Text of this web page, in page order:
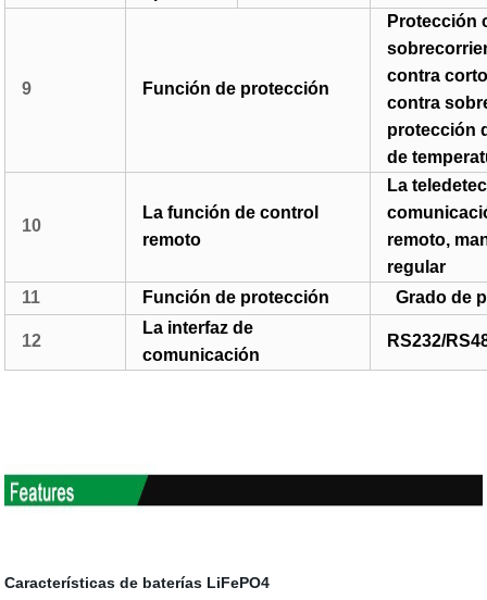
9 Función de protección
Protección
contra
contra
protección
de
10
La función de control
remoto
La
remoto,
regular
11
Función de protección Grado de
12
La interfaz de
comunicación
RS232/
Características de baterías LiFePO4